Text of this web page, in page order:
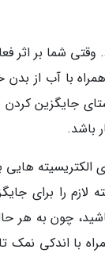
شما بر اثر
با آب از بدن
جایگزین
باشد.
الکتریسیته هایی
را برای
چون به هر
با اندکی نمک